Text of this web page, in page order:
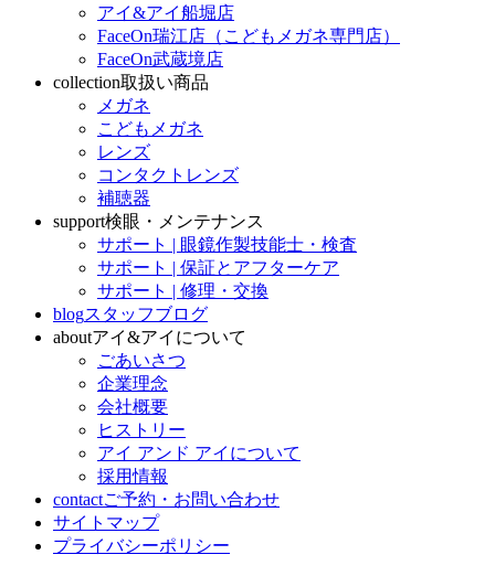
アイ&アイ船堀店
FaceOn瑞江店（こどもメガネ専門店）
FaceOn武蔵境店
collection取扱い商品
メガネ
こどもメガネ
レンズ
コンタクトレンズ
補聴器
support検眼・メンテナンス
サポート | 眼鏡作製技能士・検査
サポート | 保証とアフターケア
サポート | 修理・交換
blogスタッフブログ
aboutアイ&アイについて
ごあいさつ
企業理念
会社概要
ヒストリー
アイ アンド アイについて
採用情報
contactご予約・お問い合わせ
サイトマップ
プライバシーポリシー